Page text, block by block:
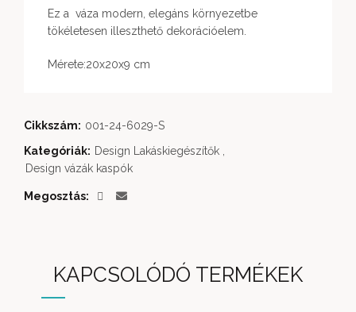
Ez a váza modern, elegáns környezetbe
tökéletesen illeszthető dekorációelem.
Mérete:20x20x9 cm
Cikkszám: 001-24-6029-S
Kategóriák: Design Lakáskiegészítők
Design vázák kaspók
Megosztás
KAPCSOLÓDÓ TERMÉKEK